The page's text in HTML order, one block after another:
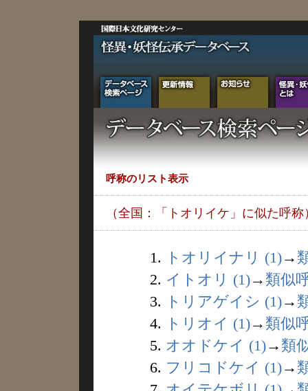
呼称のリスト表示
（全国：「トオリイケ」に似た呼称
1. トオリイナリ (1)→
2. イトオリ (1)→ 類似
3.
トリアゲイシ (1)→
4.
トリオイ (1)→ 類似
5. オオドケイ (1)→ 類
6. フリコドケイ (1)→